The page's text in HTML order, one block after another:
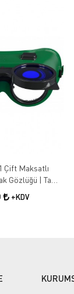
Çift Maksatlı
Gözlüğü | Tam
Gözlüğü
+KDV